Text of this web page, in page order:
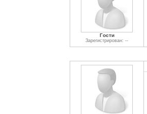
Гости
Зарегистрирован: --